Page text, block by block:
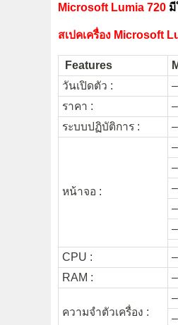
Microsoft Lumia 720 มี
สเปคเครื่อง Microsoft
Features
วันเปิดตัว :
ราคา :
ระบบปฏิบัติการ :
หน้าจอ :
CPU :
RAM :
ความจำตัวเครื่อง :